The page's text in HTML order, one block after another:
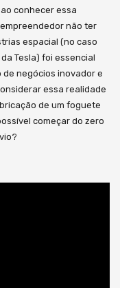
conhecer essa
não ter
espacial (no caso
Tesla) foi essencial
negócios inovador e
essa realidade
de um foguete
começar do zero